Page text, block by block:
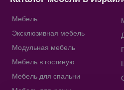
Мебель
Эксклюзивная мебель
Модульная мебель
Мебель в гостиную
Мебель для спальни